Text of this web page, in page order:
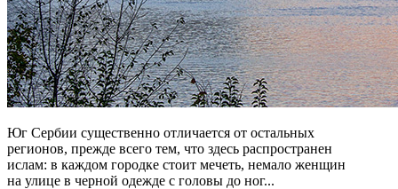
Юг Сербии существенно отличается от остальных
регионов, прежде всего тем, что здесь распространен
ислам: в каждом городке стоит мечеть, немало женщин
на улице в черной одежде с головы до ног...